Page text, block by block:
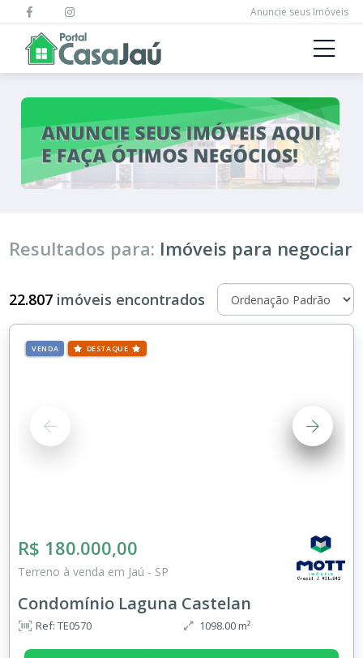
Anuncie seus Imóveis
Resultados para: Imóveis para negociar
22.807 imóveis encontrados
VENDA DESTAQUE
R$ 180.000,00
Terreno à venda em Jaú - SP
Condomínio Laguna Castelan
Ref: TE0570 1098.00 m²